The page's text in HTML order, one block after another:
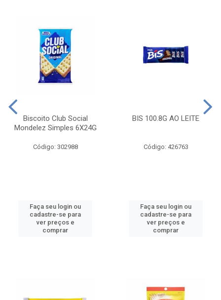
Biscoito Club Social
Mondelez Simples 6X24G
Código: 302988
Faça seu login ou
cadastre-se para
ver preços e
comprar
BIS 100.8G AO LEITE
Código: 426763
Faça seu login ou
cadastre-se para
ver preços e
comprar